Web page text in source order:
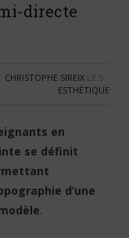
directe
CHRISTOPHE SIREIX LE
5
ESTHÉTIQUE
en
se définit
d’une
.